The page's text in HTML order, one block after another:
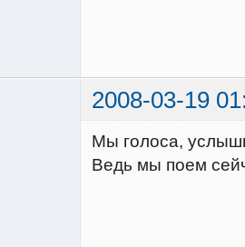
2008-03-19
Мы голоса,
Ведь мы поем